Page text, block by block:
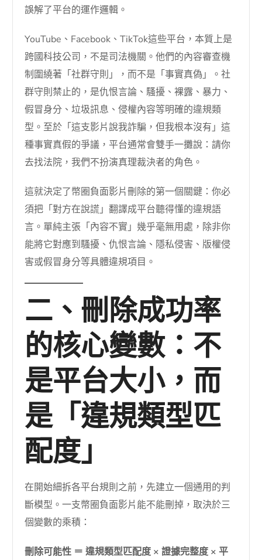
誤解了平台的運作邏輯。
YouTube、Facebook、TikTok這些平台，本質上是
跨國科技公司，不是司法機關。他們的內容審查機
制圍繞著「社群守則」，而不是「事實真偽」。社
群守則禁止的，是仇恨言論、騷擾、裸露、暴力、
假冒身分、垃圾訊息、侵權內容等明確的違規類
型。至於「這支影片說我詐騙，但我根本沒有」這
種事實真假的爭議，平台通常會雙手一攤說：請你
去找法院，我們不扮演真理裁決者的角色。
這就決定了幣圈負面影片刪除的第一個關鍵：你必
須把「對方在說謊」翻譯成平台聽得懂的違規語
言。單純主張「內容不實」幾乎毫無用處，除非你
能將它對應到騷擾、仇恨言論、隱私侵害、版權侵
害或假冒身分等具體違規項目。
二、刪除成功率
的核心變數：不
是平台大小，而
是「違規類型匹
配度」
在開始細拆各平台規則之前，先建立一個通用的判
斷模型。一支幣圈負面影片能不能刪掉，取決於三
個變數的乘積：
刪除可能性 ＝ 違規類型匹配度 × 證據完整度 × 平